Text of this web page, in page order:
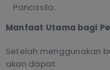
Pancasila.
Manfaat Utama bagi
Setelah menggunakan
akan dapat: